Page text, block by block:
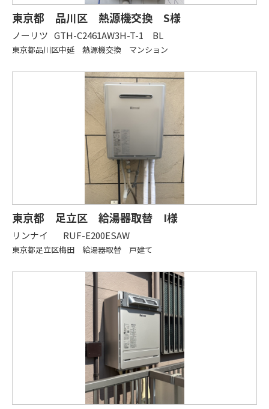
東京都 品川区 熱源機交換 S様
ノーリツ GTH-C2461AW3H-T-1 BL
東京都品川区中延 熱源機交換 マンション
東京都 足立区 給湯器取替 I様
リンナイ RUF-E200ESAW
東京都足立区梅田 給湯器取替 戸建て